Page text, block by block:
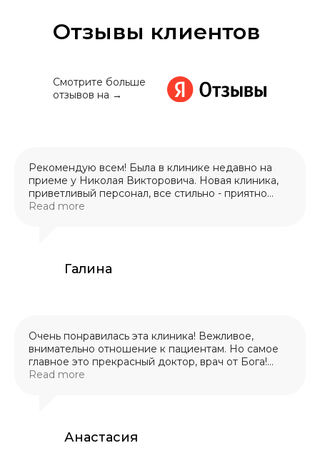
Отзывы клиентов
Смотрите больше
отзывов на →
Рекомендую всем! Была в клинике недавно на
приеме у Николая Викторовича. Новая клиника,
приветливый персонал, все стильно - приятно
находиться! Николай Викторович оказал мне
Read more
Галина
Очень понравилась эта клиника! Вежливое,
внимательно отношение к пациентам. Но самое
главное это прекрасный доктор, врач от Бога!
Удаляла четыре зуба мудрости, лечила сложный
Read more
Анастасия